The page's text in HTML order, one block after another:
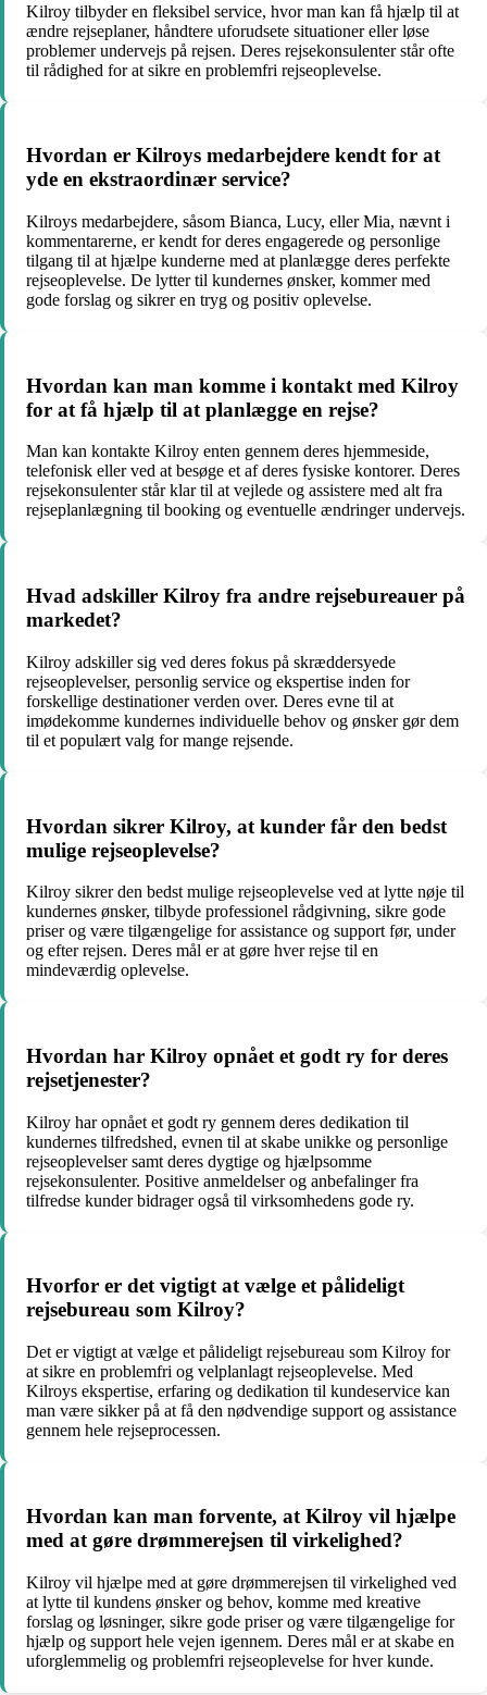
Kilroy tilbyder en fleksibel service, hvor man kan få hjælp til at
ændre rejseplaner, håndtere uforudsete situationer eller løse
problemer undervejs på rejsen. Deres rejsekonsulenter står ofte
til rådighed for at sikre en problemfri rejseoplevelse.
Hvordan er Kilroys medarbejdere kendt for at
yde en ekstraordinær service?
Kilroys medarbejdere, såsom Bianca, Lucy, eller Mia, nævnt i
kommentarerne, er kendt for deres engagerede og personlige
tilgang til at hjælpe kunderne med at planlægge deres perfekte
rejseoplevelse. De lytter til kundernes ønsker, kommer med
gode forslag og sikrer en tryg og positiv oplevelse.
Hvordan kan man komme i kontakt med Kilroy
for at få hjælp til at planlægge en rejse?
Man kan kontakte Kilroy enten gennem deres hjemmeside,
telefonisk eller ved at besøge et af deres fysiske kontorer. Deres
rejsekonsulenter står klar til at vejlede og assistere med alt fra
rejseplanlægning til booking og eventuelle ændringer undervejs.
Hvad adskiller Kilroy fra andre rejsebureauer på
markedet?
Kilroy adskiller sig ved deres fokus på skræddersyede
rejseoplevelser, personlig service og ekspertise inden for
forskellige destinationer verden over. Deres evne til at
imødekomme kundernes individuelle behov og ønsker gør dem
til et populært valg for mange rejsende.
Hvordan sikrer Kilroy, at kunder får den bedst
mulige rejseoplevelse?
Kilroy sikrer den bedst mulige rejseoplevelse ved at lytte nøje til
kundernes ønsker, tilbyde professionel rådgivning, sikre gode
priser og være tilgængelige for assistance og support før, under
og efter rejsen. Deres mål er at gøre hver rejse til en
mindeværdig oplevelse.
Hvordan har Kilroy opnået et godt ry for deres
rejsetjenester?
Kilroy har opnået et godt ry gennem deres dedikation til
kundernes tilfredshed, evnen til at skabe unikke og personlige
rejseoplevelser samt deres dygtige og hjælpsomme
rejsekonsulenter. Positive anmeldelser og anbefalinger fra
tilfredse kunder bidrager også til virksomhedens gode ry.
Hvorfor er det vigtigt at vælge et pålideligt
rejsebureau som Kilroy?
Det er vigtigt at vælge et pålideligt rejsebureau som Kilroy for
at sikre en problemfri og velplanlagt rejseoplevelse. Med
Kilroys ekspertise, erfaring og dedikation til kundeservice kan
man være sikker på at få den nødvendige support og assistance
gennem hele rejseprocessen.
Hvordan kan man forvente, at Kilroy vil hjælpe
med at gøre drømmerejsen til virkelighed?
Kilroy vil hjælpe med at gøre drømmerejsen til virkelighed ved
at lytte til kundens ønsker og behov, komme med kreative
forslag og løsninger, sikre gode priser og være tilgængelige for
hjælp og support hele vejen igennem. Deres mål er at skabe en
uforglemmelig og problemfri rejseoplevelse for hver kunde.